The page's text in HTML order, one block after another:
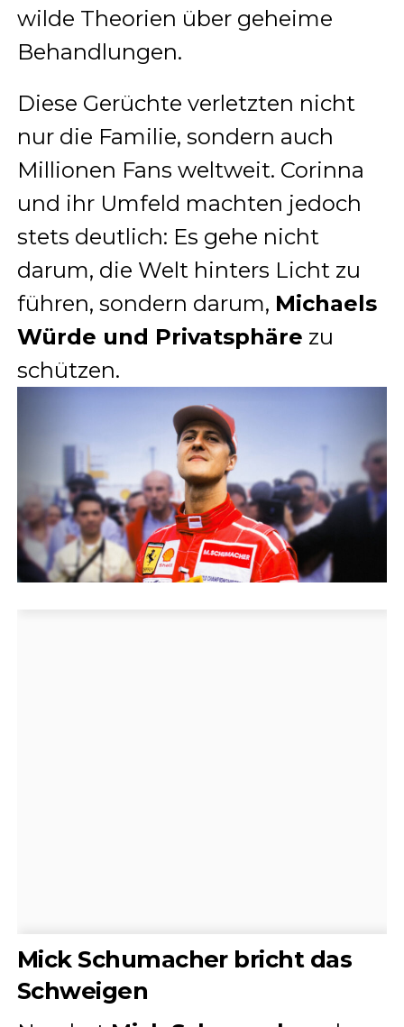
wilde Theorien über geheime
Behandlungen.
Diese Gerüchte verletzten nicht
nur die Familie, sondern auch
Millionen Fans weltweit. Corinna
und ihr Umfeld machten jedoch
stets deutlich: Es gehe nicht
darum, die Welt hinters Licht zu
führen, sondern darum, Michaels
Würde und Privatsphäre zu
schützen.
Mick Schumacher bricht das
Schweigen